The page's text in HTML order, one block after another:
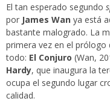
El tan esperado segundo
por James Wan ya está
bastante malogrado. La
primera vez en el prólogo
todo: El Conjuro (Wan,
Hardy, que inaugura la
ocupa el segundo lugar
calidad.